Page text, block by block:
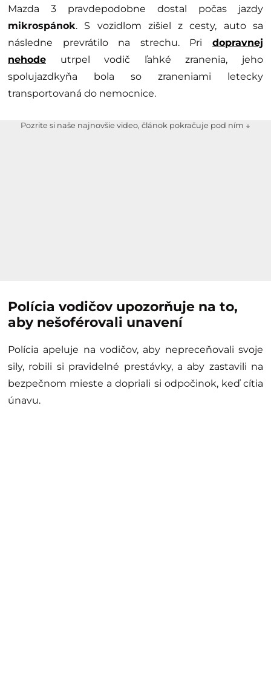
Mazda 3 pravdepodobne dostal počas jazdy
mikrospánok. S vozidlom zišiel z cesty, auto sa
následne prevrátilo na strechu. Pri dopravnej
nehode utrpel vodič ľahké zranenia, jeho
spolujazdkyňa bola so zraneniami letecky
transportovaná do nemocnice.
Pozrite si naše najnovšie video, článok pokračuje pod ním ↓
Polícia vodičov upozorňuje na to,
aby nešoférovali unavení
Polícia apeluje na vodičov, aby nepreceňovali svoje
sily, robili si pravidelné prestávky, a aby zastavili na
bezpečnom mieste a dopriali si odpočinok, keď cítia
únavu.